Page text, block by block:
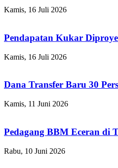
Kamis, 16 Juli 2026
Pendapatan Kukar
Kamis, 16 Juli 2026
Dana Transfer Baru 30
Kamis, 11 Juni 2026
Pedagang BBM Eceran di
Rabu, 10 Juni 2026